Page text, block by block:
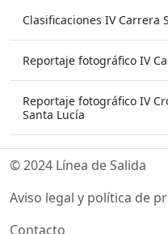
Clasificaciones IV Carrera
Reportaje fotográfico IV
Reportaje fotográfico IV
Santa Lucía
© 2024 Línea de Salida
Aviso legal y política de
Contacto